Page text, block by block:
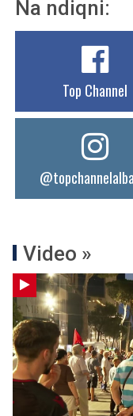
Na ndiqni:
Top Channel
Video »